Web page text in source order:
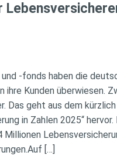
-fonds haben die
ihre Kunden überwiesen.
Das geht aus dem
in Zahlen 2025“
Millionen
[…]